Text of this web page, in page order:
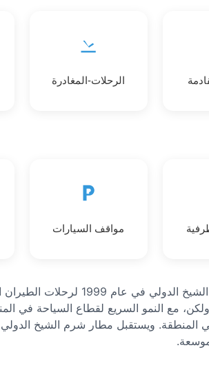
الرحلات-المغادرة
مواقف السيارات
افتُتح مطار شرم الشيخ
مع النمو السريع لقطاع السياحة في
المنطقة. ويستقبل مطار شرم الشيخ الدولي